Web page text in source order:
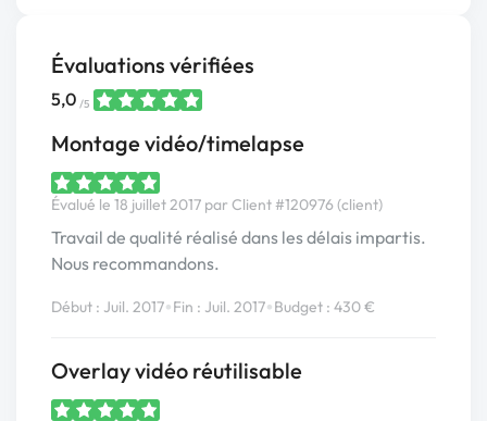
Évaluations vérifiées
5,0 /5
Montage vidéo/timelapse
Évalué le 18 juillet 2017 par Client #120976 (client)
Travail de qualité réalisé dans les délais impartis.
Nous recommandons.
Début : Juil. 2017•Fin : Juil. 2017•Budget : 430 €
Overlay vidéo réutilisable